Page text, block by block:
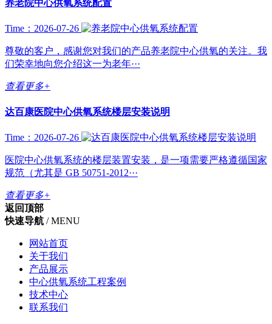
养老院中心供氧系统配置
Time：2026-07-26
尊敬的客户，感谢您对我们的产品养老院中心供氧的关注。我
们荣幸地向您介绍这一为老年···
查看更多+
达百康医院中心供氧系统楼层安装说明
Time：2026-07-26
医院中心供氧系统的楼层装置安装，是一项需要严格遵循国家
规范（尤其是 GB 50751-2012···
查看更多+
返回顶部
快速导航 / MENU
网站首页
关于我们
产品展示
中心供氧系统工程案例
技术中心
联系我们